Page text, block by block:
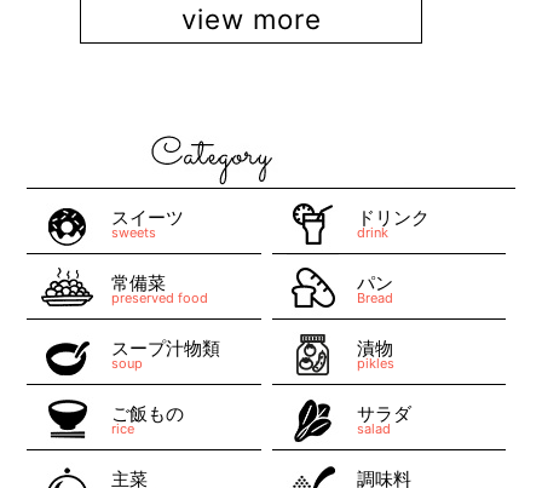
view more
スイーツ
sweets
ドリンク
drink
常備菜
preserved food
パン
Bread
スープ汁物類
soup
漬物
pikles
ご飯もの
rice
サラダ
salad
主菜 調味料